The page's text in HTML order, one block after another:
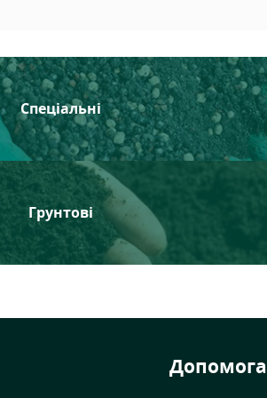
Спеціальні
Грунтові
Допомога